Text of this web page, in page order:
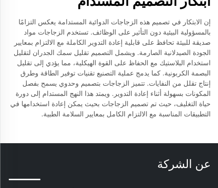
إن الابتكار في تصميم هذه الزجاجات الدوائية المستدامة يعكس التزامًا
بالمسؤولية البيئية دون التأثير على الوظائف. تستخدم الزجاجات مواد
صديقة للبيئة تحافظ على قابلية إعادة التدوير الكاملة مع الالتزام بمعايير
الجودة الصيدلانية الصارمة. ويشمل التصميم تقليل سمك الجدران لتقليل
استخدام البلاستيك مع الحفاظ على القوة الهيكلية، مما يؤدي إلى تقليل
البصمة الكربونية. كما يدمج عملية التصنيع تقنيات توفير الطاقة وطرق
إنتاج تقلل من النفايات. تتميز الزجاجات بتصميم وحدوي يسمح بفصل
المكونات بسهولة أثناء إعادة التدوير. ويمتد هذا النهج المستدام إلى دورة
حياة التغليف، حيث تم تصميم الزجاجات بحيث يمكن إعادة استخدامها في
التطبيقات المناسبة مع الالتزام الكامل بمعايير السلامة الطبية.
عن الشركة